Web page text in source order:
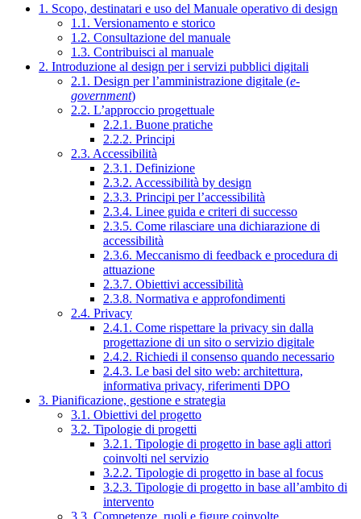
1. Scopo, destinatari e uso del Manuale operativo di design
1.1. Versionamento e storico
1.2. Consultazione del manuale
1.3. Contribuisci al manuale
2. Introduzione al design per i servizi pubblici digitali
2.1. Design per l’amministrazione digitale (e-
government)
2.2. L’approccio progettuale
2.2.1. Buone pratiche
2.2.2. Principi
2.3. Accessibilità
2.3.1. Definizione
2.3.2. Accessibilità by design
2.3.3. Principi per l’accessibilità
2.3.4. Linee guida e criteri di successo
2.3.5. Come rilasciare una dichiarazione di
accessibilità
2.3.6. Meccanismo di feedback e procedura di
attuazione
2.3.7. Obiettivi accessibilità
2.3.8. Normativa e approfondimenti
2.4. Privacy
2.4.1. Come rispettare la privacy sin dalla
progettazione di un sito o servizio digitale
2.4.2. Richiedi il consenso quando necessario
2.4.3. Le basi del sito web: architettura,
informativa privacy, riferimenti DPO
3. Pianificazione, gestione e strategia
3.1. Obiettivi del progetto
3.2. Tipologie di progetti
3.2.1. Tipologie di progetto in base agli attori
coinvolti nel servizio
3.2.2. Tipologie di progetto in base al focus
3.2.3. Tipologie di progetto in base all’ambito di
intervento
3.3. Competenze, ruoli e figure coinvolte